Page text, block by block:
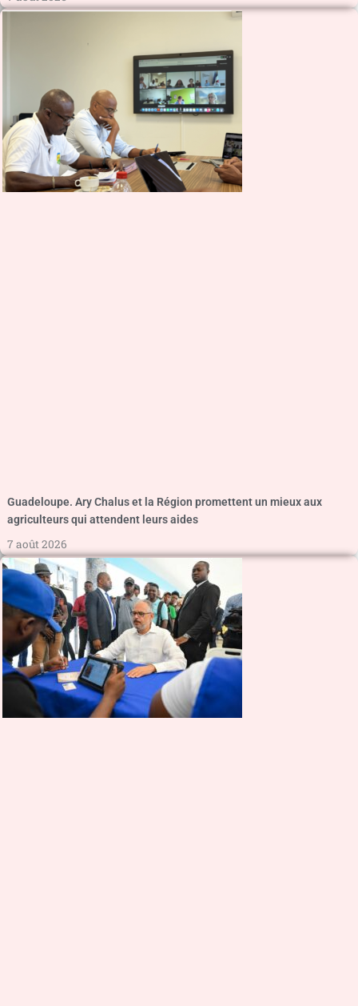
Guadeloupe. Ary Chalus et la Région promettent un mieux aux
agriculteurs qui attendent leurs aides
7 août 2026